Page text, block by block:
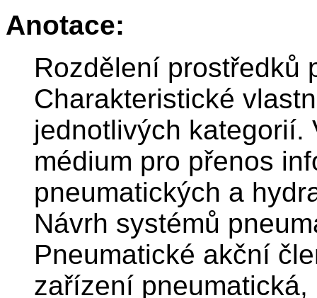
Anotace:
Rozdělení prostředků
Charakteristické
jednotlivých kategorií.
médium pro přenos
pneumatických a
Návrh systémů
Pneumatické akční
zařízení